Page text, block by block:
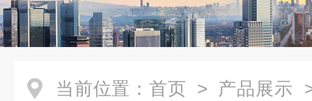
当前位置： 首页 > 产品展示